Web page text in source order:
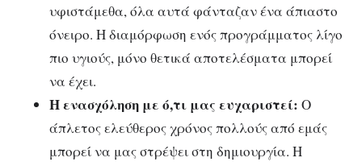
υφιστάμεθα, όλα αυτά φάνταζαν ένα άπιαστο
όνειρο. Η διαμόρφωση ενός προγράμματος λίγο
πιο υγιούς, μόνο θετικά αποτελέσματα μπορεί
να έχει.
Η ενασχόληση με ό,τι μας ευχαριστεί: Ο
άπλετος ελεύθερος χρόνος πολλούς από εμάς
μπορεί να μας στρέψει στη δημιουργία. Η